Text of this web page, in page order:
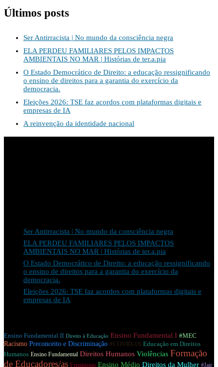
Últimos posts
Ser Antirracista | No mundo da consciência negra
ELA PERDEU FAMILIARES PELOS IMPACTOS
AMBIENTAIS NO MAR | Histórias de ter.a.pia
O Estado Democrático de Direito: a educação ressignificando
o ensino de direitos para a garantia do exercício da
democracia.
Eleições 2026: TSE faz acordos com plataformas digitais e
empresas de IA
A reinvenção da identidade nacional
Ser Antirracista | No mundo da consciência negra
ELA PERDEU FAMILIARES PELOS IMPACTOS
AMBIENTAIS NO MAR | Histórias de ter.a.pia
O Estado Democrático de Direito: a educação ressignificando
o ensino de direitos para a garantia do exercício da
democracia.
Eleições 2026: TSE faz acordos com plataformas digitais e
empresas de IA
Ensino Fundamental II Direito à Educação Ensino Fundamental I #MEC
Racismo Preconceito e Discriminação #COVID-19 Educação em Direitos
Humanos Ensino Fundamental Direitos Humanos Violências Formação
de Educadores/as Feminismo Ensino Médio Direitos da Mulher #Jair